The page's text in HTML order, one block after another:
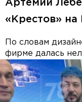
Артемий
«Крестов»
По словам
фирме далась